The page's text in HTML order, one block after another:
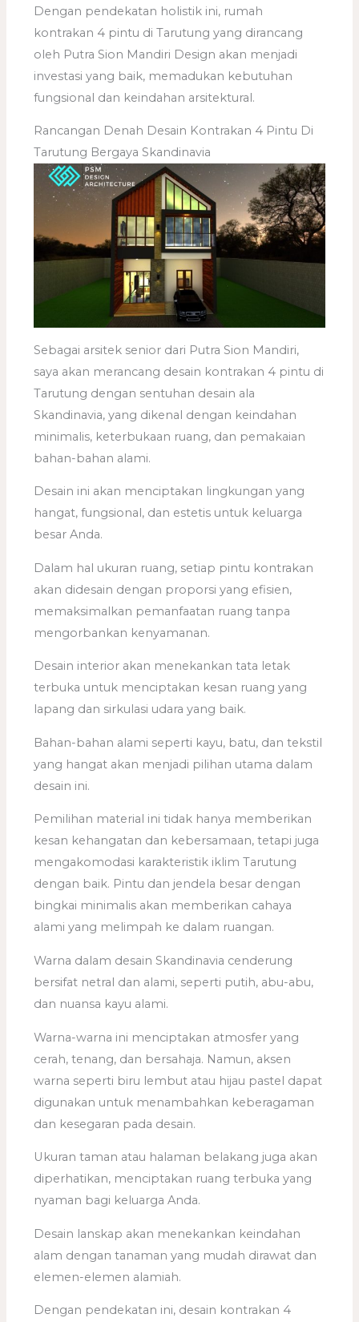
Dengan pendekatan holistik ini, rumah
kontrakan 4 pintu di Tarutung yang dirancang
oleh Putra Sion Mandiri Design akan menjadi
investasi yang baik, memadukan kebutuhan
fungsional dan keindahan arsitektural.
Rancangan Denah Desain Kontrakan 4 Pintu Di
Tarutung Bergaya Skandinavia
Sebagai arsitek senior dari Putra Sion Mandiri,
saya akan merancang desain kontrakan 4 pintu di
Tarutung dengan sentuhan desain ala
Skandinavia, yang dikenal dengan keindahan
minimalis, keterbukaan ruang, dan pemakaian
bahan-bahan alami.
Desain ini akan menciptakan lingkungan yang
hangat, fungsional, dan estetis untuk keluarga
besar Anda.
Dalam hal ukuran ruang, setiap pintu kontrakan
akan didesain dengan proporsi yang efisien,
memaksimalkan pemanfaatan ruang tanpa
mengorbankan kenyamanan.
Desain interior akan menekankan tata letak
terbuka untuk menciptakan kesan ruang yang
lapang dan sirkulasi udara yang baik.
Bahan-bahan alami seperti kayu, batu, dan tekstil
yang hangat akan menjadi pilihan utama dalam
desain ini.
Pemilihan material ini tidak hanya memberikan
kesan kehangatan dan kebersamaan, tetapi juga
mengakomodasi karakteristik iklim Tarutung
dengan baik. Pintu dan jendela besar dengan
bingkai minimalis akan memberikan cahaya
alami yang melimpah ke dalam ruangan.
Warna dalam desain Skandinavia cenderung
bersifat netral dan alami, seperti putih, abu-abu,
dan nuansa kayu alami.
Warna-warna ini menciptakan atmosfer yang
cerah, tenang, dan bersahaja. Namun, aksen
warna seperti biru lembut atau hijau pastel dapat
digunakan untuk menambahkan keberagaman
dan kesegaran pada desain.
Ukuran taman atau halaman belakang juga akan
diperhatikan, menciptakan ruang terbuka yang
nyaman bagi keluarga Anda.
Desain lanskap akan menekankan keindahan
alam dengan tanaman yang mudah dirawat dan
elemen-elemen alamiah.
Dengan pendekatan ini, desain kontrakan 4